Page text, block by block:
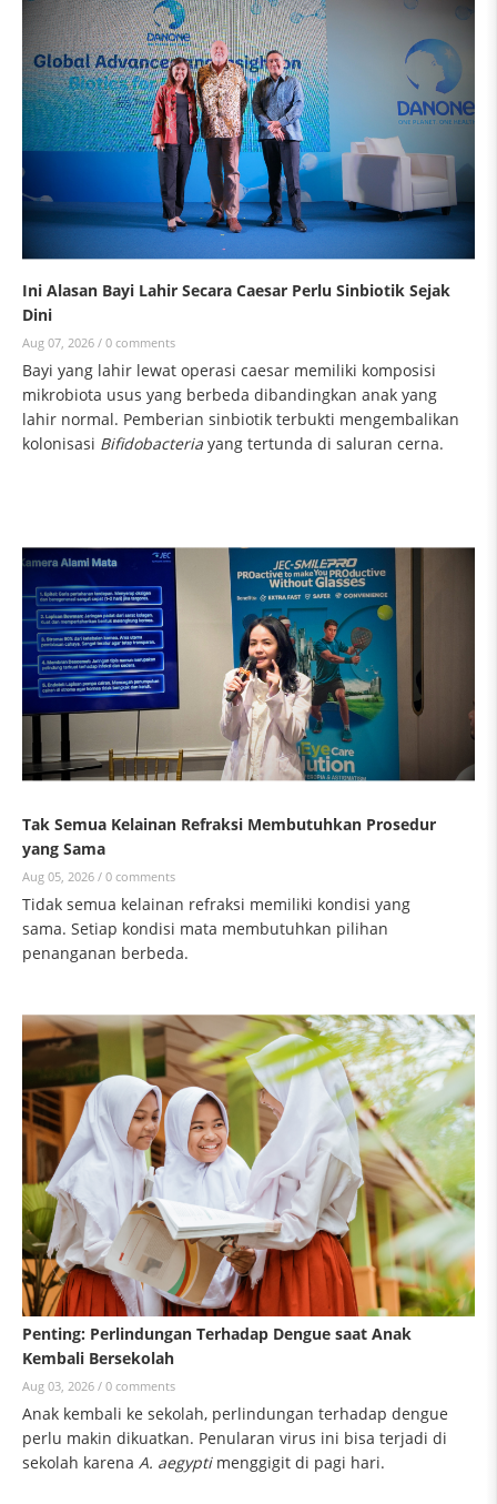
Ini Alasan Bayi Lahir Secara Caesar Perlu Sinbiotik Sejak
Dini
Aug 07, 2026 / 0 comments
Bayi yang lahir lewat operasi caesar memiliki komposisi
mikrobiota usus yang berbeda dibandingkan anak yang
lahir normal. Pemberian sinbiotik terbukti mengembalikan
kolonisasi Bifidobacteria yang tertunda di saluran cerna.
Tak Semua Kelainan Refraksi Membutuhkan Prosedur
yang Sama
Aug 05, 2026 / 0 comments
Tidak semua kelainan refraksi memiliki kondisi yang
sama. Setiap kondisi mata membutuhkan pilihan
penanganan berbeda.
Penting: Perlindungan Terhadap Dengue saat Anak
Kembali Bersekolah
Aug 03, 2026 / 0 comments
Anak kembali ke sekolah, perlindungan terhadap dengue
perlu makin dikuatkan. Penularan virus ini bisa terjadi di
sekolah karena A. aegyptimenggigit di pagi hari.